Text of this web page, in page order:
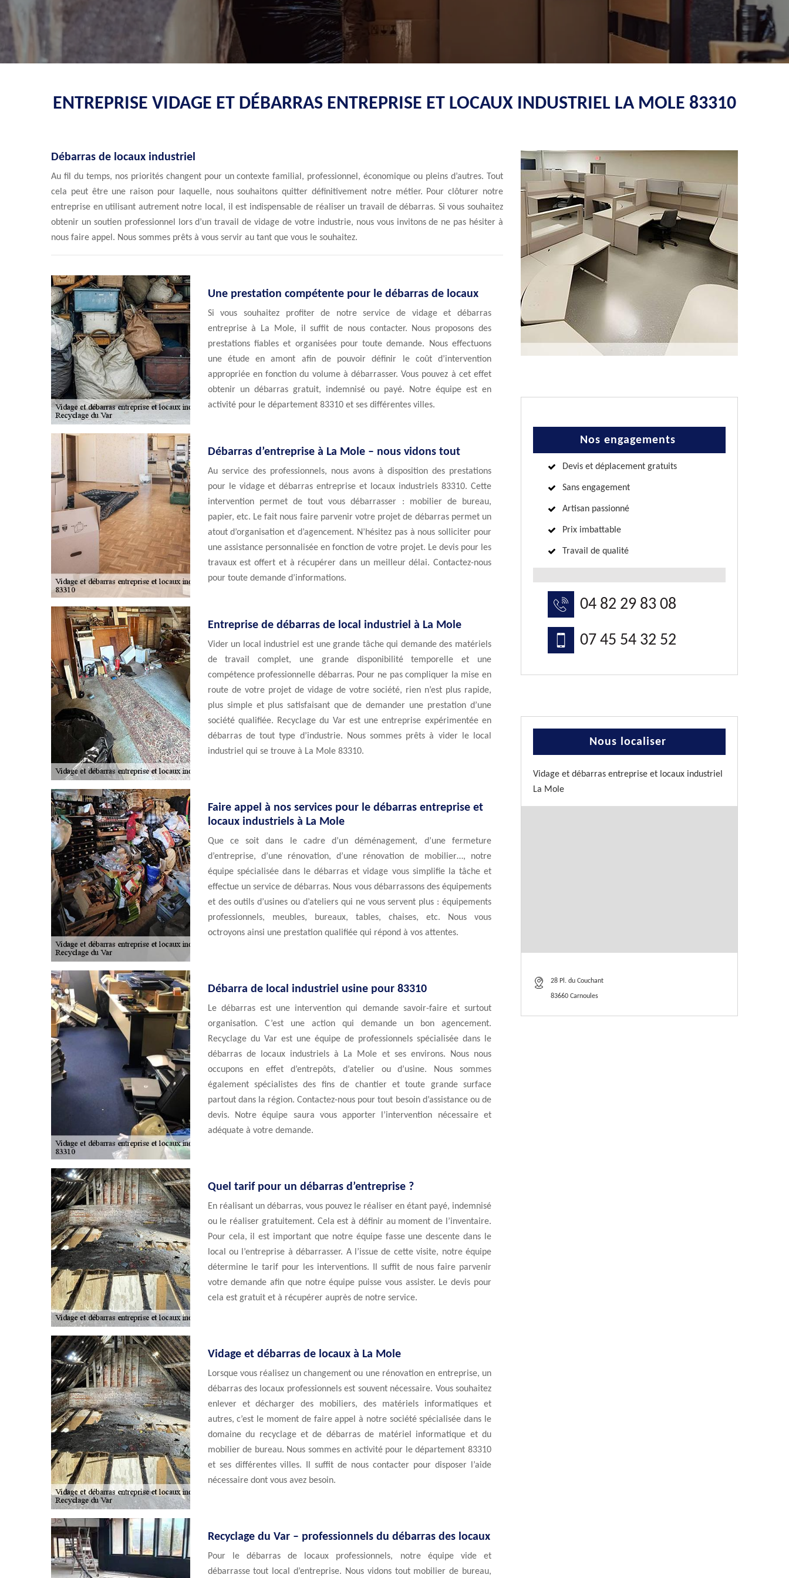
ENTREPRISE VIDAGE ET DÉBARRAS ENTREPRISE ET LOCAUX INDUSTRIEL LA MOLE 83310
Débarras de locaux industriel
Au fil du temps, nos priorités changent pour un contexte familial, professionnel, économique ou pleins d’autres. Tout
cela peut être une raison pour laquelle, nous souhaitons quitter définitivement notre métier. Pour clôturer notre
entreprise en utilisant autrement notre local, il est indispensable de réaliser un travail de débarras. Si vous souhaitez
obtenir un soutien professionnel lors d’un travail de vidage de votre industrie, nous vous invitons de ne pas hésiter à
nous faire appel. Nous sommes prêts à vous servir au tant que vous le souhaitez.
Une prestation compétente pour le débarras de locaux
Si vous souhaitez profiter de notre service de vidage et débarras
entreprise à La Mole, il suffit de nous contacter. Nous proposons des
prestations fiables et organisées pour toute demande. Nous effectuons
une étude en amont afin de pouvoir définir le coût d’intervention
appropriée en fonction du volume à débarrasser. Vous pouvez à cet effet
obtenir un débarras gratuit, indemnisé ou payé. Notre équipe est en
activité pour le département 83310 et ses différentes villes.
Débarras d’entreprise à La Mole – nous vidons tout
Au service des professionnels, nous avons à disposition des prestations
pour le vidage et débarras entreprise et locaux industriels 83310. Cette
intervention permet de tout vous débarrasser : mobilier de bureau,
papier, etc. Le fait nous faire parvenir votre projet de débarras permet un
atout d’organisation et d’agencement. N’hésitez pas à nous solliciter pour
une assistance personnalisée en fonction de votre projet. Le devis pour les
travaux est offert et à récupérer dans un meilleur délai. Contactez-nous
pour toute demande d’informations.
Entreprise de débarras de local industriel à La Mole
Vider un local industriel est une grande tâche qui demande des matériels
de travail complet, une grande disponibilité temporelle et une
compétence professionnelle débarras. Pour ne pas compliquer la mise en
route de votre projet de vidage de votre société, rien n’est plus rapide,
plus simple et plus satisfaisant que de demander une prestation d’une
société qualifiée. Recyclage du Var est une entreprise expérimentée en
débarras de tout type d’industrie. Nous sommes prêts à vider le local
industriel qui se trouve à La Mole 83310.
Faire appel à nos services pour le débarras entreprise et
locaux industriels à La Mole
Que ce soit dans le cadre d’un déménagement, d’une fermeture
d’entreprise, d’une rénovation, d’une rénovation de mobilier…, notre
équipe spécialisée dans le débarras et vidage vous simplifie la tâche et
effectue un service de débarras. Nous vous débarrassons des équipements
et des outils d’usines ou d’ateliers qui ne vous servent plus : équipements
professionnels, meubles, bureaux, tables, chaises, etc. Nous vous
octroyons ainsi une prestation qualifiée qui répond à vos attentes.
Débarra de local industriel usine pour 83310
Le débarras est une intervention qui demande savoir-faire et surtout
organisation. C’est une action qui demande un bon agencement.
Recyclage du Var est une équipe de professionnels spécialisée dans le
débarras de locaux industriels à La Mole et ses environs. Nous nous
occupons en effet d’entrepôts, d’atelier ou d’usine. Nous sommes
également spécialistes des fins de chantier et toute grande surface
partout dans la région. Contactez-nous pour tout besoin d’assistance ou de
devis. Notre équipe saura vous apporter l’intervention nécessaire et
adéquate à votre demande.
Quel tarif pour un débarras d’entreprise ?
En réalisant un débarras, vous pouvez le réaliser en étant payé, indemnisé
ou le réaliser gratuitement. Cela est à définir au moment de l’inventaire.
Pour cela, il est important que notre équipe fasse une descente dans le
local ou l’entreprise à débarrasser. A l’issue de cette visite, notre équipe
détermine le tarif pour les interventions. Il suffit de nous faire parvenir
votre demande afin que notre équipe puisse vous assister. Le devis pour
cela est gratuit et à récupérer auprès de notre service.
Vidage et débarras de locaux à La Mole
Lorsque vous réalisez un changement ou une rénovation en entreprise, un
débarras des locaux professionnels est souvent nécessaire. Vous souhaitez
enlever et décharger des mobiliers, des matériels informatiques et
autres, c’est le moment de faire appel à notre société spécialisée dans le
domaine du recyclage et de débarras de matériel informatique et du
mobilier de bureau. Nous sommes en activité pour le département 83310
et ses différentes villes. Il suffit de nous contacter pour disposer l’aide
nécessaire dont vous avez besoin.
Recyclage du Var – professionnels du débarras des locaux
Pour le débarras de locaux professionnels, notre équipe vide et
débarrasse tout local d’entreprise. Nous vidons tout mobilier de bureau,
Nos engagements
Devis et déplacement gratuits
Sans engagement
Artisan passionné
Prix imbattable
Travail de qualité
04 82 29 83 08
07 45 54 32 52
Nous localiser
Vidage et débarras entreprise et locaux industriel
La Mole
28 Pl. du Couchant
83660 Carnoules